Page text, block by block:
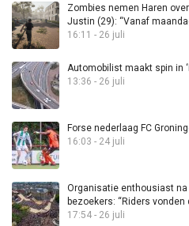
Zombies nemen Haren
Justin (29): “Vanaf
16:11 - 26 juli
Automobilist maakt spin in
13:36 - 26 juli
Forse nederlaag FC
16:03 - 24 juli
Organisatie enthousiast
bezoekers: “Riders
17:54 - 26 juli